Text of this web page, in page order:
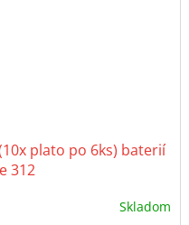
plato po 6ks) baterií
312
Skladom